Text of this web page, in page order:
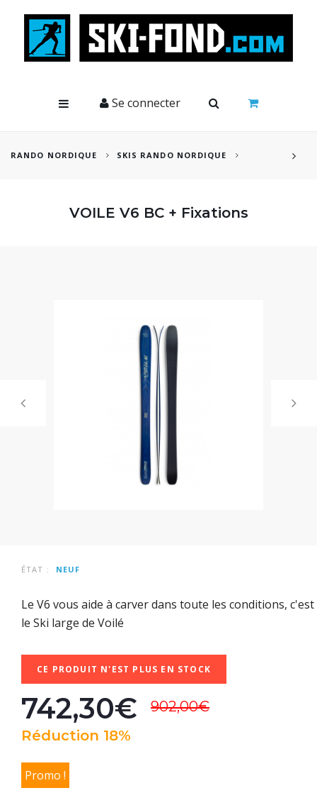
Se connecter
RANDO NORDIQUE SKIS RANDO NORDIQUE
ÉTAT : NEUF
VOILE V6 BC + Fixations
Le V6 vous aide à carverdans toute les conditions, c'est
le Ski large de Voilé
CE PRODUIT N'EST PLUS EN STOCK
742,30€
902,00€
Réduction 18%
Promo !